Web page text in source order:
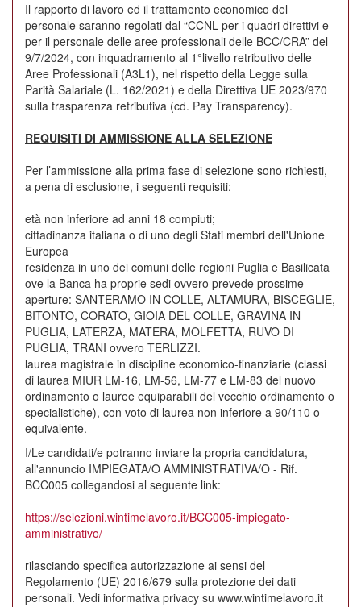
Il rapporto di lavoro ed il trattamento economico del
personale saranno regolati dal “CCNL per i quadri direttivi e
per il personale delle aree professionali delle BCC/CRA” del
9/7/2024, con inquadramento al 1°livello retributivo delle
Aree Professionali (A3L1), nel rispetto della Legge sulla
Parità Salariale (L. 162/2021) e della Direttiva UE 2023/970
sulla trasparenza retributiva (cd. Pay Transparency).
REQUISITI DI AMMISSIONE ALLA SELEZIONE
Per l’ammissione alla prima fase di selezione sono richiesti,
a pena di esclusione, i seguenti requisiti:
età non inferiore ad anni 18 compiuti;
cittadinanza italiana o di uno degli Stati membri dell'Unione
Europea
residenza in uno dei comuni delle regioni Puglia e Basilicata
ove la Banca ha proprie sedi ovvero prevede prossime
aperture: SANTERAMO IN COLLE, ALTAMURA, BISCEGLIE,
BITONTO, CORATO, GIOIA DEL COLLE, GRAVINA IN
PUGLIA, LATERZA, MATERA, MOLFETTA, RUVO DI
PUGLIA, TRANI ovvero TERLIZZI.
laurea magistrale in discipline economico-finanziarie (classi
di laurea MIUR LM-16, LM-56, LM-77 e LM-83 del nuovo
ordinamento o lauree equiparabili del vecchio ordinamento o
specialistiche), con voto di laurea non inferiore a 90/110 o
equivalente.
I/Le candidati/e potranno inviare la propria candidatura,
all'annuncio IMPIEGATA/O AMMINISTRATIVA/O - Rif.
BCC005 collegandosi al seguente link:
https://selezioni.wintimelavoro.it/BCC005-impiegato-
amministrativo/
rilasciando specifica autorizzazione ai sensi del
Regolamento (UE) 2016/679 sulla protezione dei dati
personali. Vedi informativa privacy su www.wintimelavoro.it